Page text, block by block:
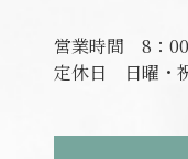
営業時間 8：
定休日
日曜・